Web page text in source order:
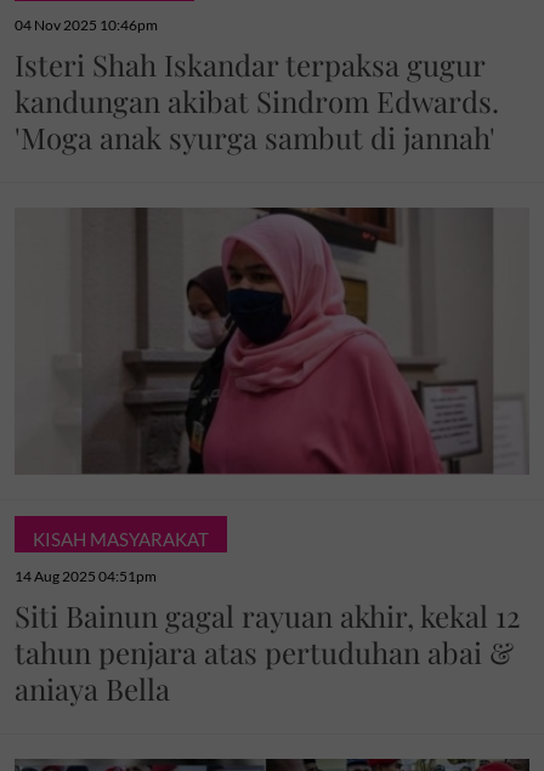
04 Nov 2025 10:46pm
Isteri Shah Iskandar terpaksa gugur
kandungan akibat Sindrom Edwards.
'Moga anak syurga sambut di jannah'
KISAH MASYARAKAT
14 Aug 2025 04:51pm
Siti Bainun gagal rayuan akhir, kekal 12
tahun penjara atas pertuduhan abai &
aniaya Bella